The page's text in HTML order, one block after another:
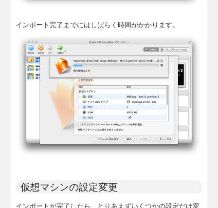
インポート完了までにはしばらく時間がかかります。
仮想マシンの設定変更
インポートが完了したら、とりあえずいくつかの設定だけ変